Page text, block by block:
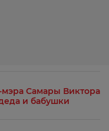
мэра Самары Виктора
и бабушки